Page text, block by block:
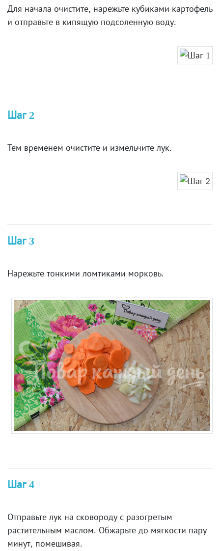
Для начала очистите, нарежьте кубиками картофель
и отправьте в кипящую подсоленную воду.
Шаг 2
Тем временем очистите и измельчите лук.
Шаг 3
Нарежьте тонкими ломтиками морковь.
Шаг 4
Отправьте лук на сковороду с разогретым
растительным маслом. Обжарьте до мягкости пару
минут, помешивая.